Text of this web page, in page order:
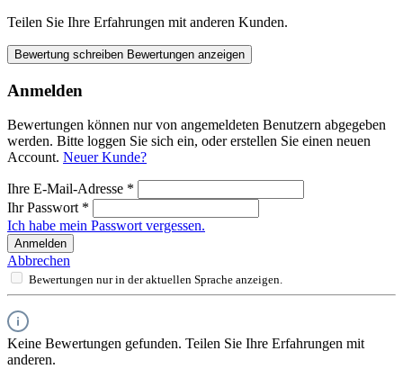
Teilen Sie Ihre Erfahrungen mit anderen Kunden.
Bewertung schreiben Bewertungen anzeigen
Anmelden
Bewertungen können nur von angemeldeten Benutzern abgegeben
werden. Bitte loggen Sie sich ein, oder erstellen Sie einen neuen
Account. Neuer Kunde?
Ihre E-Mail-Adresse *
Ihr Passwort *
Ich habe mein Passwort vergessen.
Anmelden
Abbrechen
Bewertungen nur in der aktuellen Sprache anzeigen.
Keine Bewertungen gefunden. Teilen Sie Ihre Erfahrungen mit
anderen.